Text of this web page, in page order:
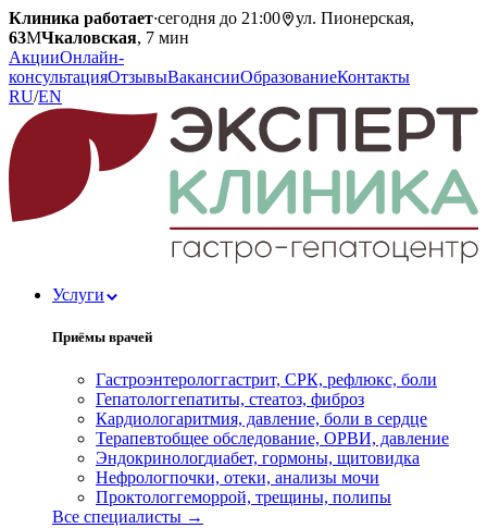
Клиника работает·сегодня до 21:00
ул. Пионерская,
63МЧкаловская, 7 мин
АкцииОнлайн-
консультацияОтзывыВакансииОбразованиеКонтакты
RU/EN
Услуги
Приёмы врачей
Гастроэнтерологгастрит, СРК, рефлюкс, боли
Гепатологгепатиты, стеатоз, фиброз
Кардиологаритмия, давление, боли в сердце
Терапевтобщее обследование, ОРВИ, давление
Эндокринологдиабет, гормоны, щитовидка
Нефрологпочки, отеки, анализы мочи
Проктологгеморрой, трещины, полипы
Все специалисты →